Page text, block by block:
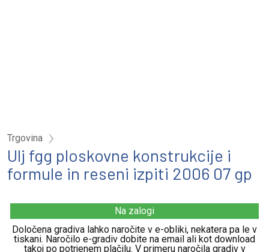
Trgovina
Ulj fgg ploskovne konstrukcije i
formule in reseni izpiti 2006 07 gp
Na zalogi
Določena gradiva lahko naročite v e-obliki, nekatera pa le v
tiskani. Naročilo e-gradiv dobite na email ali kot download
takoj po potrjenem plačilu. V primeru naročila gradiv v